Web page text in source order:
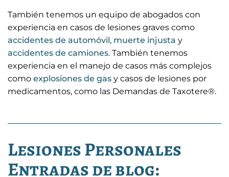
También tenemos un equipo de abogados con
experiencia en casos de lesiones graves como
accidentes de automóvil, muerte injusta y
accidentes de camiones. También tenemos
experiencia en el manejo de casos más complejos
como explosiones de gas y casos de lesiones por
medicamentos, como las Demandas de Taxotere®.
Lesiones Personales
Entradas de blog: